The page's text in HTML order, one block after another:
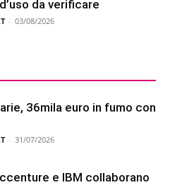
da verificare
- 03/08/2026
36mila euro in fumo con
- 31/07/2026
e IBM collaborano